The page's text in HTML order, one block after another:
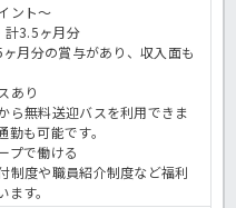
ント～
3.5ヶ月分
月分の賞与があり、収入面も
あり
ら無料送迎バスを利用できま
勤も可能です。
プで働ける
制度や職員紹介制度など福利
す。